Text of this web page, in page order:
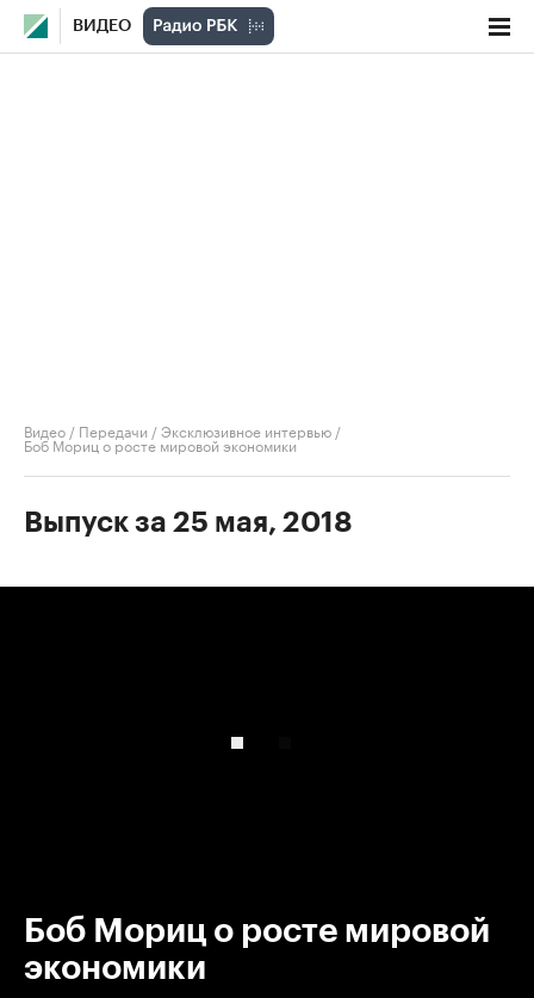
ВИДЕО
Видео / Передачи /Эксклюзивное интервью /
Боб Мориц о росте мировой экономики
Выпуск за 25 мая, 2018
Боб Мориц о росте мировой
экономики